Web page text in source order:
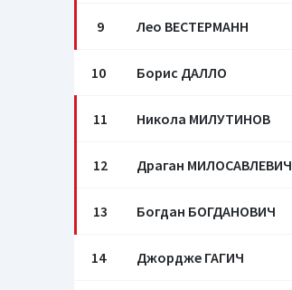
9 Лео ВЕСТЕРМАНН
10 Борис ДАЛЛО
11 Никола МИЛУТИНОВ
12 Драган МИЛОСАВЛЕВИЧ
13 Богдан БОГДАНОВИЧ
14 Джордже ГАГИЧ